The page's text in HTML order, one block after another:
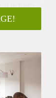
in hartje
Deze
over